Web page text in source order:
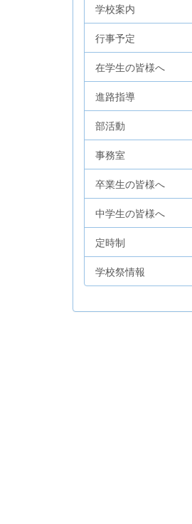
学校案内
行事予定
在学生の皆様へ
進路指導
部活動
事務室
卒業生の皆様へ
中学生の皆様へ
定時制
学校祭情報